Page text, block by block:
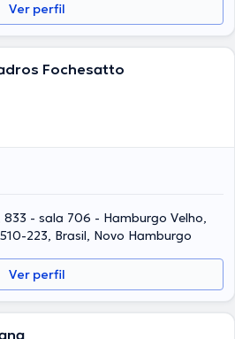
Ver perfil
Fochesatto
833 - sala 706 - Hamburgo Velho,
223, Brasil, Novo Hamburgo
Ver perfil